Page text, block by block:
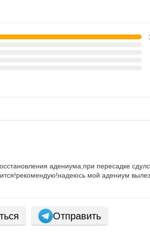
адениума,при пересадке
мой адениум
Отправить